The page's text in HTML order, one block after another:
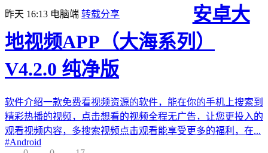
昨天 16:13 电脑端 转载分享
安卓大
地视频APP（大海系列）
V4.2.0 纯净版
软件介绍一款免费看视频资源的软件，能在你的手机上搜索到
精彩热播的视频，点击想看的视频全程无广告，让您更投入的
观看视频内容，多搜索视频点击观看能享受更多的福利，在...
#Android